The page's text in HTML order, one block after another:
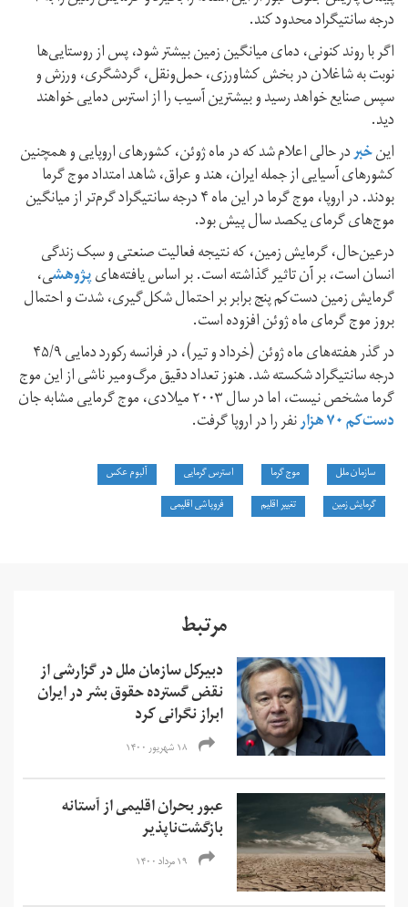
درجه سانتیگراد محدود کند.
اگر با روند کنونی، دمای میانگین زمین بیشتر شود، پس از روستایی‌ها
نوبت به شاغلان در بخش کشاورزی، حمل‌ونقل، گردشگری، ورزش و
سپس صنایع خواهد رسید و بیشترین آسیب‌ را از استرس دمایی خواهند
دید.
اینخبردر حالی اعلام شد که در ماه ژوئن، کشورهای اروپایی و همچنین
کشورهای آسیایی از جمله ایران، هند و عراق، شاهد امتداد موج گرما
بودند. در اروپا، موج گرما در این ماه ۴ درجه سانتیگراد گرم‌تر از میانگین
موج‌های گرمای یکصد سال پیش بود.
درعین‌حال، گرمایش زمین، که نتیجه فعالیت صنعتی و سبک زندگی
انسان است، بر آن تاثیر گذاشته است. بر اساس یافته‌هایپژوهشی،
گرمایش زمین دست‌کم پنج برابر بر احتمال شکل‌گیری، شدت و احتمال
بروز موج گرمای ماه ژوئن افزوده است.
در گذر هفته‌های ماه ژوئن (خرداد و تیر)، در فرانسه رکورد دمایی ۴۵/۹
درجه سانتیگراد شکسته شد. هنوز تعداد دقیق مرگ‌‌و‌میر ناشی از این موج
گرما مشخص نیست، اما در سال ۲۰۰۳ میلادی، موج گرمایی مشابه جان
دست‌کم ۷۰ هزار نفر را در اروپا گرفت.
سازمان ملل موج‌ گرما استرس گرمایی
آلبوم عکس
گرمایش زمین
تغییر اقلیم فروپاشی اقلیمی
مرتبط
دبیرکل سازمان ملل در گزارشی از
نقض گسترده حقوق بشر در ایران
ابراز نگرانی کرد
۱۸ شهریور ۱۴۰۰
عبور بحران اقلیمی از آستانه
بازگشت‌ناپذیر
۱۹ مرداد ۱۴۰۰